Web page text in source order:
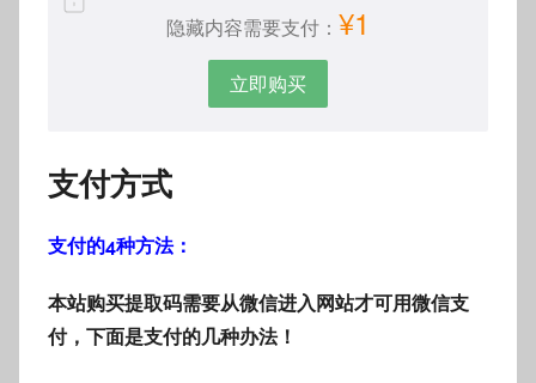
隐藏内容需要支付： ¥1
立即购买
支付方式
支付的4种方法：
本站购买提取码需要从微信进入网站才可用微信支
付，下面是支付的几种办法！